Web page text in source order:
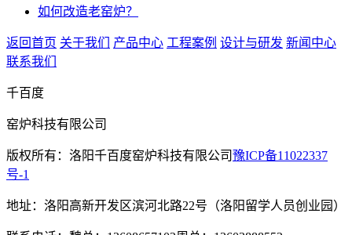
如何改造老窑炉？
返回首页 关于我们 产品中心 工程案例 设计与研发 新闻中心
联系我们
千百度
窑炉科技有限公司
版权所有：洛阳千百度窑炉科技有限公司豫ICP备11022337
号-1
地址：洛阳高新开发区滨河北路22号（洛阳留学人员创业园）